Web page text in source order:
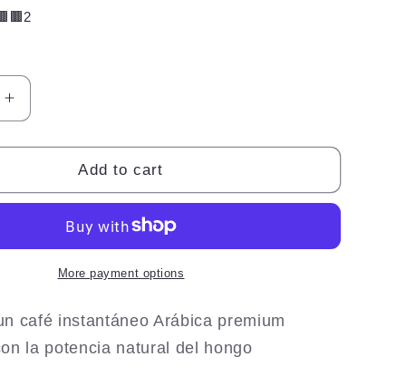
Increase
quantity
for
Slim
hongo
Ganoderma
Intense
Diet
Add to cart
More payment options
café instantáneo Arábica premium
la potencia natural del hongo